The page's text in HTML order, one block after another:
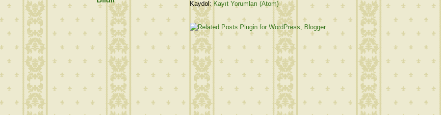
Kaydol: Kayıt Yorumları (Atom)